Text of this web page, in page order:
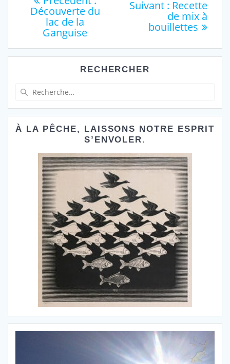
l’article
précédent
Découverte du
lac de la
Ganguise
Suivant : Article
suivant
:
Recette
de mix à
bouillettes
RECHERCHER
:
À LA PÊCHE, LAISSONS NOTRE ESPRIT
S’ENVOLER.